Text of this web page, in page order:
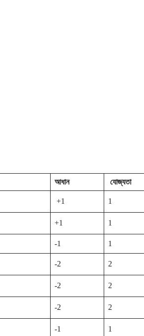
আধান যোজ্যতা
+1 1
+1 1
-1 1
-2 2
-2 2
-2 2
-1 1